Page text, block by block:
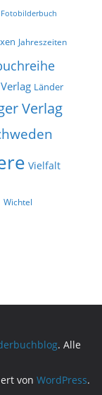
Fotobilderbuch
Jahreszeiten
Länder
Verlag
Vielfalt
Wichtel
. Alle
von WordPress.